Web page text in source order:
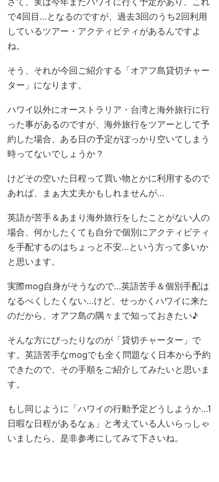
で4回目...となるのですが、過去3回のうち2回利用
しているツアー・アクティビティがあるんですよ
ね。
そう、それが今回ご紹介する「オアフ島貸切チャー
ター」になります。
ハワイ以外にオーストラリア・台湾と海外旅行に行
った事があるのですが、海外旅行をツアーとして予
約した場合、ある日の予定がぽっかり空いてしまう
時ってないでしょうか？
けどその空いた日程って買い物とかに利用するので
あれば、まぁ大丈夫かもしれませんが...
英語が苦手＆あまり海外旅行をしたことがない人の
場合、何かしたくても自分で個別にアクティビティ
を手配するのはちょっと不安...という方って多いか
と思います。
実際mog自身がそうなので...英語苦手＆個別手配は
なるべくしたくない...けど、せっかくハワイに来た
のだから、オアフ島の隅々まで知っておきたい♪
そんな方にぴったりなのが「貸切チャーター」で
す。英語苦手なmogでも全く問題なく日本から予約
できたので、その手順をご紹介してみたいと思いま
す。
もし同じように「ハワイの行動予定どうしようか...1
日暇な日程があるなぁ」と考えている人いらっしゃ
いましたら、是非参考にしてみて下さいね。